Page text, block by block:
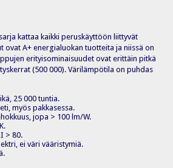
kattaa kaikki peruskäyttöön liittyvät
ovat A+ energialuokan tuotteita ja niissä on
erityisominaisuudet ovat erittäin pitkä
(500 000). Värilämpötila on puhdas
25 000 tuntia.
myös pakkasessa.
jopa > 100 lm/W.
> 80.
ei väri vääristymiä.